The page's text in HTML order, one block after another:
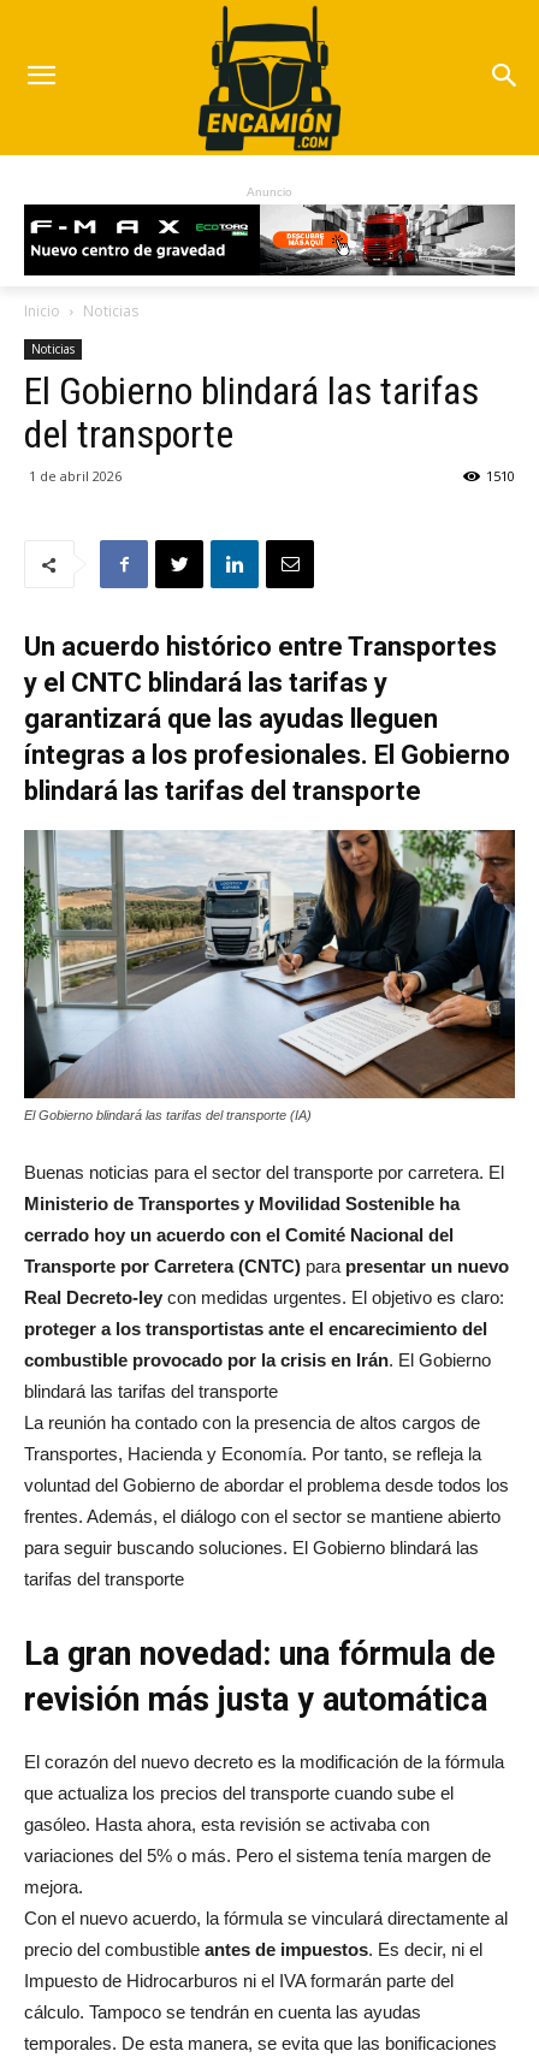
Anuncio
Inicio Noticias
Noticias
El Gobierno blindará las tarifas
del transporte
1 de abril 2026 1510
Un acuerdo histórico entre Transportes
y el CNTC blindará las tarifas y
garantizará que las ayudas lleguen
íntegras a los profesionales. El Gobierno
blindará las tarifas del transporte
El Gobierno blindará las tarifas del transporte (IA)
Buenas noticias para el sector del transporte por carretera. El
Ministerio de Transportes y Movilidad Sostenible ha
cerrado hoy un acuerdo con el Comité Nacional del
Transporte por Carretera (CNTC) para presentar un nuevo
Real Decreto-ley con medidas urgentes. El objetivo es claro:
proteger a los transportistas ante el encarecimiento del
combustible provocado por la crisis en Irán. El Gobierno
blindará las tarifas del transporte
La reunión ha contado con la presencia de altos cargos de
Transportes, Hacienda y Economía. Por tanto, se refleja la
voluntad del Gobierno de abordar el problema desde todos los
frentes. Además, el diálogo con el sector se mantiene abierto
para seguir buscando soluciones. El Gobierno blindará las
tarifas del transporte
La gran novedad: una fórmula de
revisión más justa y automática
El corazón del nuevo decreto es la modificación de la fórmula
que actualiza los precios del transporte cuando sube el
gasóleo. Hasta ahora, esta revisión se activaba con
variaciones del 5% o más. Pero el sistema tenía margen de
mejora.
Con el nuevo acuerdo, la fórmula se vinculará directamente al
precio del combustible antes de impuestos. Es decir, ni el
Impuesto de Hidrocarburos ni el IVA formarán parte del
cálculo. Tampoco se tendrán en cuenta las ayudas
temporales. De esta manera, se evita que las bonificaciones